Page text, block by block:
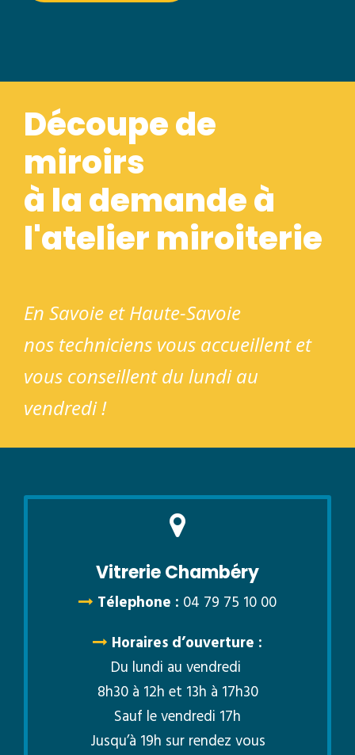
Découpe de
miroirs
à la demande à
l'atelier miroiterie
En Savoie et Haute-Savoie
nos techniciens vous accueillent et
vous conseillent du lundi au
vendredi !
Vitrerie Chambéry
Télephone : 04 79 75 10 00
Horaires d’ouverture :
Du lundi au vendredi
8h30 à 12h et 13h à 17h30
Sauf le vendredi 17h
Jusqu’à 19h sur rendez vous